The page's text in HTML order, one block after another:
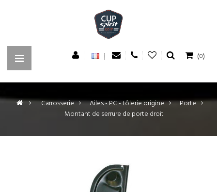
(0)
> Carrosserie > Ailes - PC - tôlerie origine >
Porte
Montant de serrure de porte droit